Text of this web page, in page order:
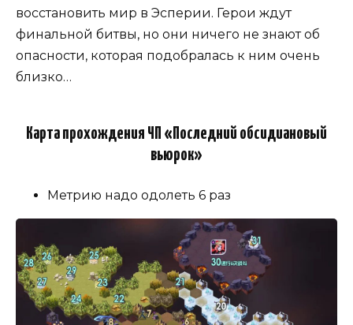
восстановить мир в Эсперии. Герои ждут
финальной битвы, но они ничего не знают об
опасности, которая подобралась к ним очень
близко…
Карта прохождения ЧП «Последний обсидиановый
вьюрок»
Метрию надо одолеть 6 раз